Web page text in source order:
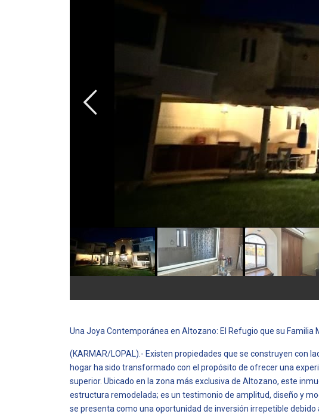
Una Joya Contemporánea en Altozano: El Refugio que su Familia
(KARMAR/LOPAL).- Existen propiedades que se construyen con
hogar ha sido transformado con el propósito de ofrecer una
superior. Ubicado en la zona más exclusiva de Altozano, este
estructura remodelada; es un testimonio de amplitud, diseño y
se presenta como una oportunidad de inversión irrepetible debido